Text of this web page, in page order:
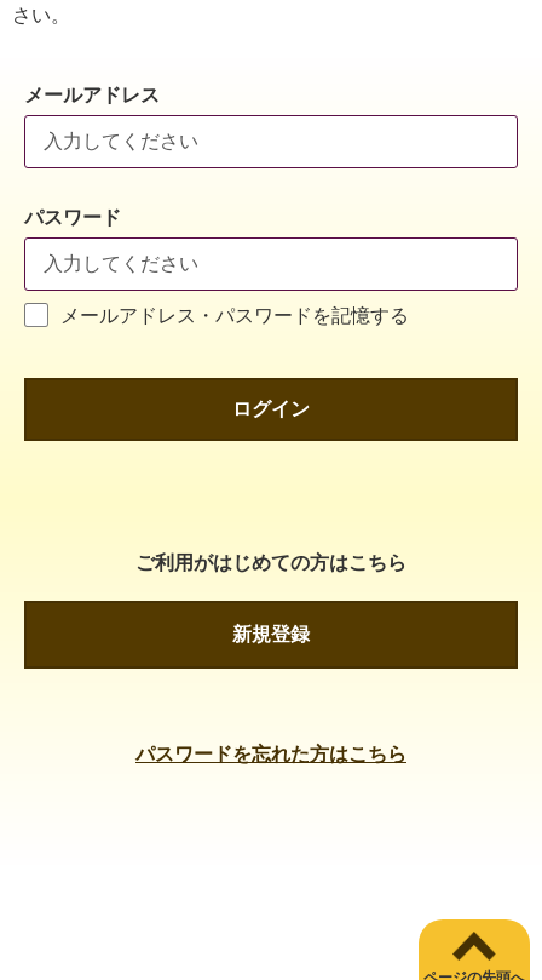
さい。
メールアドレス
パスワード
メールアドレス・パスワードを記憶する
ログイン
ご利用がはじめての方はこちら
新規登録
パスワードを忘れた方はこちら